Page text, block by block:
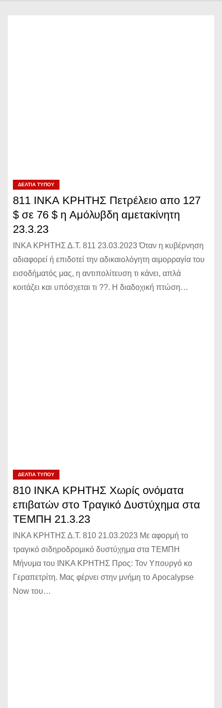
ΔΕΛΤΊΑ ΤΎΠΟΥ
811 ΙΝΚΑ ΚΡΗΤΗΣ Πετρέλειο απο 127
$ σε 76 $ η Αμόλυβδη αμετακίνητη
23.3.23
ΙΝΚΑ ΚΡΗΤΗΣ Δ.Τ. 811 23.03.2023 Όταν η κυβέρνηση
αδιαφορεί ή επιδοτεί την αδικαιολόγητη αιμορραγία του
εισοδήματός μας, η αντιπολίτευση τι κάνει, απλά
κοιτάζει και υπόσχεται τι ??. Η διαδοχική πτώση…
ΔΕΛΤΊΑ ΤΎΠΟΥ
810 ΙΝΚΑ ΚΡΗΤΗΣ Χωρίς ονόματα
επιβατών στο Τραγικό Δυστύχημα στα
ΤΕΜΠΗ 21.3.23
ΙΝΚΑ ΚΡΗΤΗΣ Δ.Τ. 810 21.03.2023 Με αφορμή το
τραγικό σιδηροδρομικό δυστύχημα στα ΤΕΜΠΗ
Μήνυμα του ΙΝΚΑ ΚΡΗΤΗΣ Προς: Τον Υπουργό κο
Γεραπετρίτη. Μας φέρνει στην μνήμη το Apocalypse
Now του…